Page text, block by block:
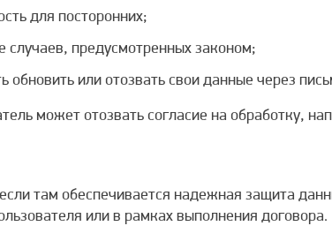
для посторонних;
предусмотренных законом;
или отозвать свои данные через
может отозвать согласие на обработку,
там обеспечивается надежная защита
или в рамках выполнения договора.